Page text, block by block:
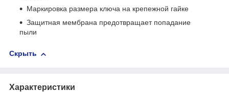
Маркировка размера ключа на крепежной гайке
Защитная мембрана предотвращает попадание
пыли
Скрыть
Характеристики